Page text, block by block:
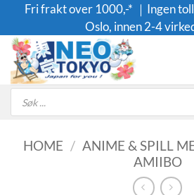
content
Fri frakt over 1000,-* ｜Ingen
Oslo, innen 2-4
Products
search
HOME / ANIME & SPILL
AMIIBO